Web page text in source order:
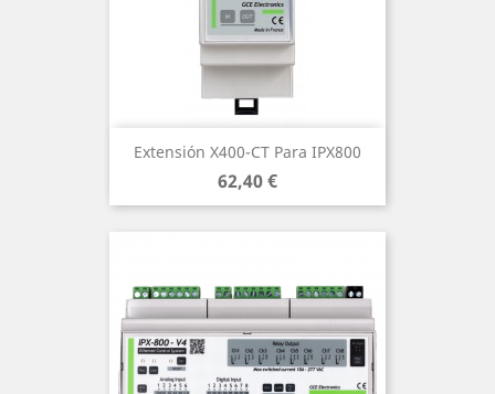
Extensión X400-CT Para IPX800
Precio
62,40 €